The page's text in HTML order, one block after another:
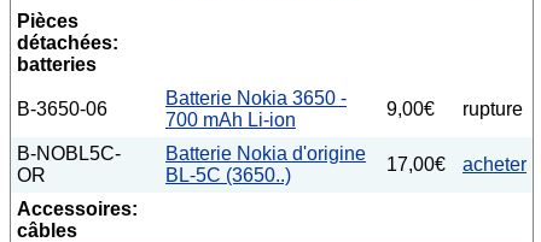
Pièces
détachées:
batteries
B-3650-06
Batterie Nokia 3650 -
700 mAh Li-ion
9,00€ rupture
B-NOBL5C-
OR
Batterie Nokia d'origine
BL-5C (3650..)
17,00€ acheter
Accessoires:
câbles